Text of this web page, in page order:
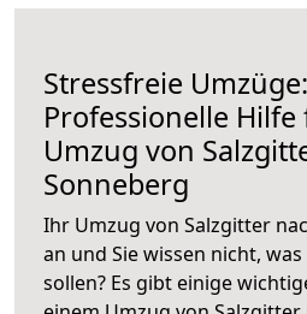
Stressfreie Umzüge:
Professionelle
Umzug von
Sonneberg
Ihr Umzug von Salzgitter
an und Sie wissen nicht,
sollen? Es gibt einige